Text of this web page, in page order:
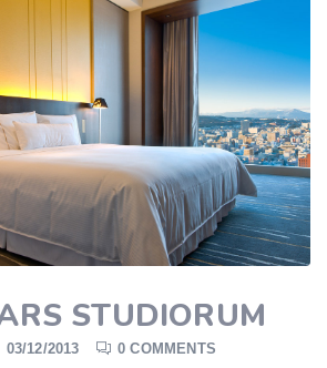
STUDIORUM
03/12/2013
0 COMMENTS